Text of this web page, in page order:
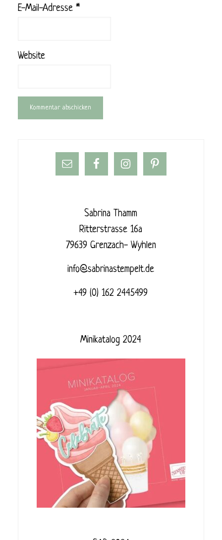
E-Mail-Adresse *
Website
Sabrina Thamm
Ritterstrasse 16a
79639 Grenzach- Wyhlen
info@sabrinastempelt.de
+49 (0) 162 2445499
Minikatalog 2024